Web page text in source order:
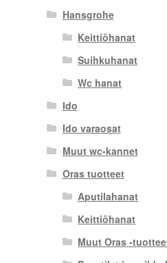
Hansgrohe
Keittiöhanat
Suihkuhanat
Wc hanat
Ido
Ido varaosat
Muut wc-kannet
Oras tuotteet
Aputilahanat
Keittiöhanat
Muut Oras -